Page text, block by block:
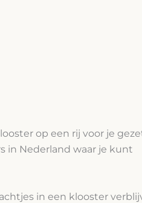
op een rij voor je
in Nederland waar je kunt
in een klooster